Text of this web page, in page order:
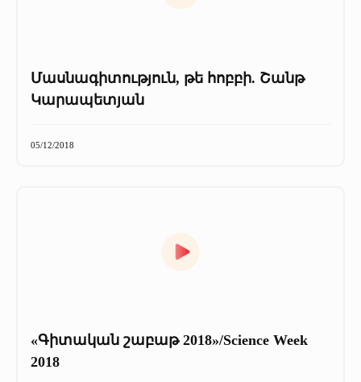
Մասնագիտություն, թե հոբբի. Շանթ
Կարապետյան
05/12/2018
«Գիտական շաբաթ 2018»/Science Week
2018